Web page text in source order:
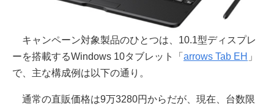
キャンペーン対象製品のひとつは、10.1型ディスプレ
ーを搭載するWindows 10タブレット「 arrows Tab EH 」
で、主な構成例は以下の通り。
通常の直販価格は9万3280円からだが、現在、台数限